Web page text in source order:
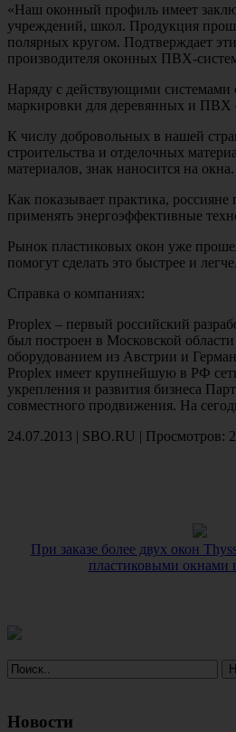
«Наш оконный профиль имеет
учреждений, школ. Продукция
полярных кругом. Подтверждает
производителя оконных ПВХ-
Наряду с действующими системами
маркировки для деревянных и ПВХ
К числу добровольных в нашей
строительства и отделочных
материалов, знак наносится на окна.
Как показывает практика,
применять энергоэффективные
Рынок пластиковых окон уже
помогут сделать это быстрее и легче.
Справка о компаниях:
Proplex – первый российский
был построен в Московской
оборудованием из Австрии и
Proplex имеет крупнейшую в РФ
укрепления и развития бизнеса
совместного продвижения. На
24.07.2013 | SBO.RU | Просмотров:
При заказе более двух окон
пластиковыми окнами
Новости